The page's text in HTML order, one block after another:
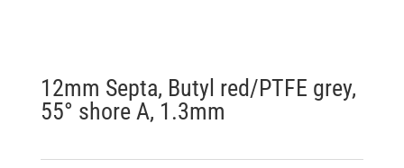
12mm Septa, Butyl red/PTFE grey,
55° shore A, 1.3mm